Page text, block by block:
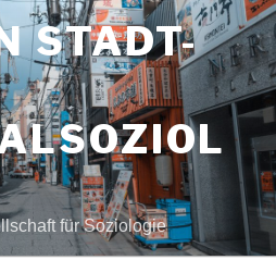
STADT-
für Soziologie